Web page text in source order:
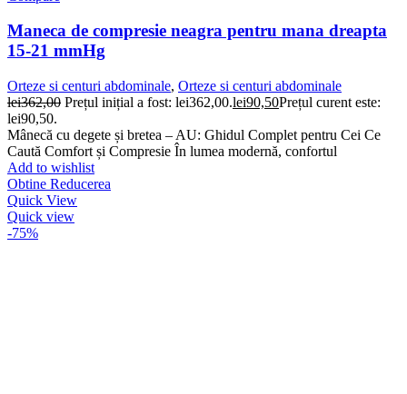
Maneca de compresie neagra pentru mana dreapta
15-21 mmHg
Orteze si centuri abdominale, Orteze si centuri abdominale
lei362,00 Prețul inițial a fost: lei362,00.lei90,50Prețul curent este:
lei90,50.
Mânecă cu degete și bretea – AU: Ghidul Complet pentru Cei Ce
Caută Comfort și Compresie În lumea modernă, confortul
Add to wishlist
Obtine Reducerea
Quick View
Quick view
-75%